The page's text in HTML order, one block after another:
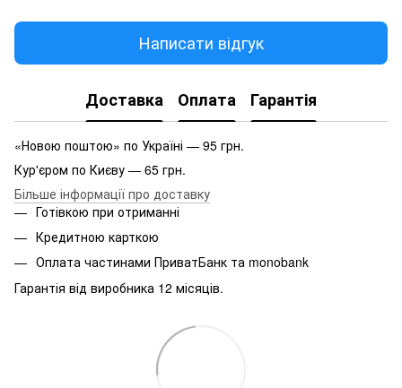
Написати відгук
Доставка Оплата Гарантія
«Новою поштою» по Україні — 95 грн.
Кур'єром по Києву — 65 грн.
Більше інформації про доставку
Готівкою при отриманні
Кредитною карткою
Оплата частинами ПриватБанк та monobank
Гарантія від виробника 12 місяців.